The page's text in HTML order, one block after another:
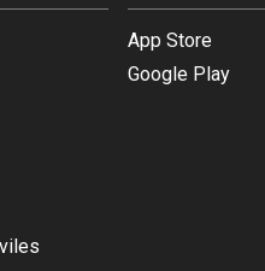
App Store
Google Play